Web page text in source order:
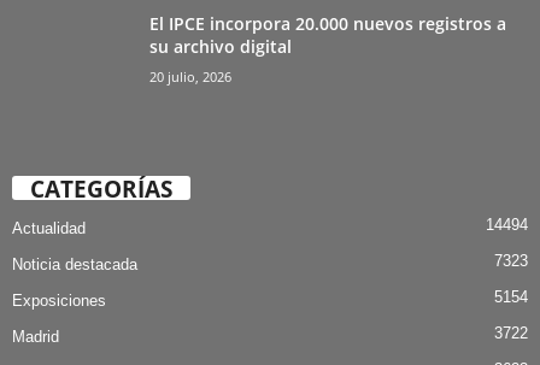
El IPCE incorpora 20.000 nuevos registros a
su archivo digital
20 julio, 2026
CATEGORÍAS
Actualidad 14494
Noticia destacada 7323
Exposiciones 5154
Madrid 3722